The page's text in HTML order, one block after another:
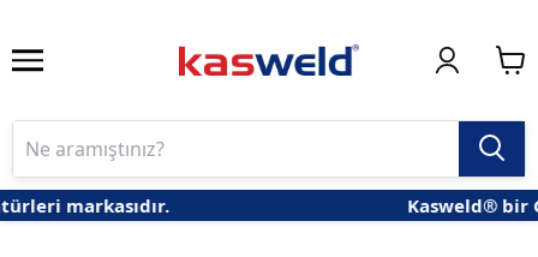
markasıdır. Kasweld® bir